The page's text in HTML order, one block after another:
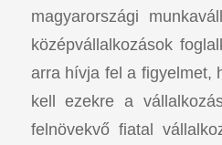
magyarországi
középvállalkozások
arra hívja fel a figyelmet,
kell ezekre a
felnövekvő fiatal